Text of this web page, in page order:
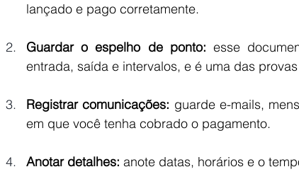
lançado e pago corretamente.
Guardar o espelho de ponto: esse
entrada, saída e intervalos, e é uma das
Registrar comunicações: guarde e-mails,
em que você tenha cobrado o pagamento.
Anotar detalhes: anote datas, horários e o